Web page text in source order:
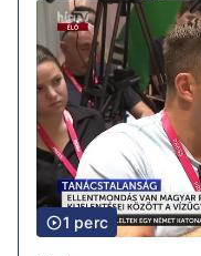
1 perc